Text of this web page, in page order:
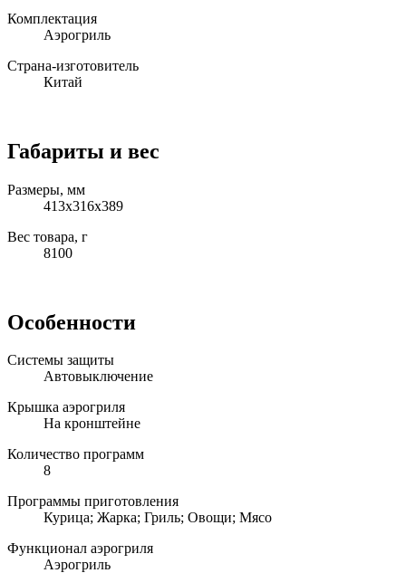
Комплектация
Аэрогриль
Страна-изготовитель
Китай
Габариты и вес
Размеры, мм
413х316х389
Вес товара, г
8100
Особенности
Системы защиты
Автовыключение
Крышка аэрогриля
На кронштейне
Количество программ
8
Программы приготовления
Курица; Жарка; Гриль; Овощи; Мясо
Функционал аэрогриля
Аэрогриль